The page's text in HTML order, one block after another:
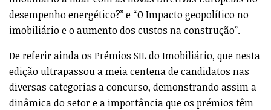
desempenho energético?” e “O Impacto geopolítico no
imobiliário e o aumento dos custos na construção”.
De referir ainda os Prémios SIL do Imobiliário, que nesta
edição ultrapassou a meia centena de candidatos nas
diversas categorias a concurso, demonstrando assim a
dinâmica do setor e a importância que os prémios têm